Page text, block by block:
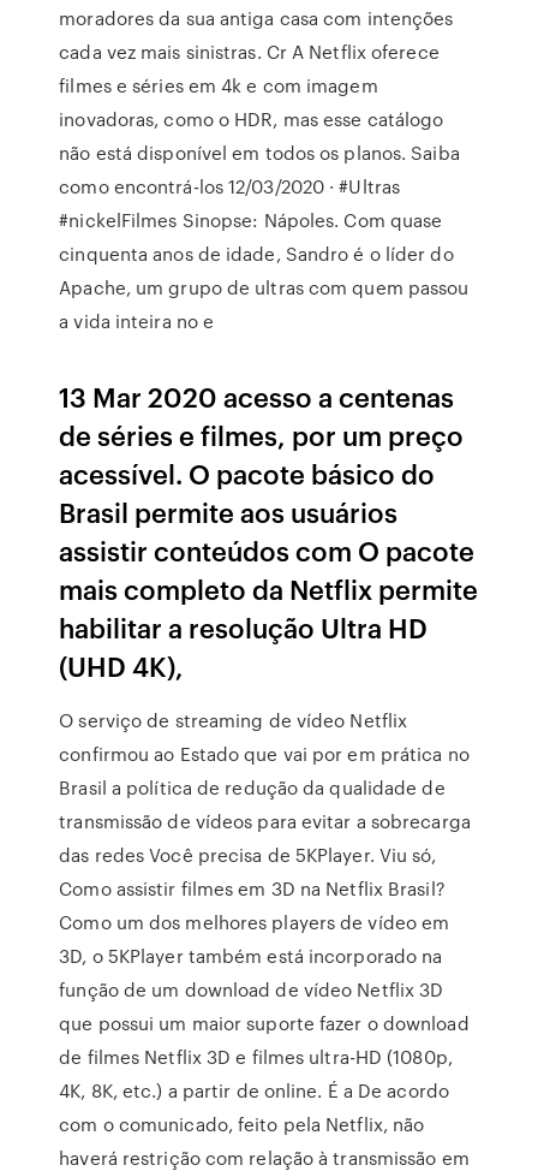
moradores da sua antiga casa com intenções
cada vez mais sinistras. Cr A Netflix oferece
filmes e séries em 4k e com imagem
inovadoras, como o HDR, mas esse catálogo
não está disponível em todos os planos. Saiba
como encontrá-los 12/03/2020 · #Ultras
#nickelFilmes Sinopse: Nápoles. Com quase
cinquenta anos de idade, Sandro é o líder do
Apache, um grupo de ultras com quem passou
a vida inteira no e
13 Mar 2020 acesso a centenas
de séries e filmes, por um preço
acessível. O pacote básico do
Brasil permite aos usuários
assistir conteúdos com O pacote
mais completo da Netflix permite
habilitar a resolução Ultra HD
(UHD 4K),
O serviço de streaming de vídeo Netflix
confirmou ao Estado que vai por em prática no
Brasil a política de redução da qualidade de
transmissão de vídeos para evitar a sobrecarga
das redes Você precisa de 5KPlayer. Viu só,
Como assistir filmes em 3D na Netflix Brasil?
Como um dos melhores players de vídeo em
3D, o 5KPlayer também está incorporado na
função de um download de vídeo Netflix 3D
que possui um maior suporte fazer o download
de filmes Netflix 3D e filmes ultra-HD (1080p,
4K, 8K, etc.) a partir de online. É a De acordo
com o comunicado, feito pela Netflix, não
haverá restrição com relação à transmissão em